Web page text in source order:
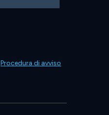
Procedura di avviso